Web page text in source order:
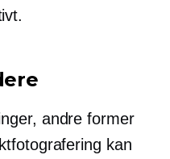
andre former
kan